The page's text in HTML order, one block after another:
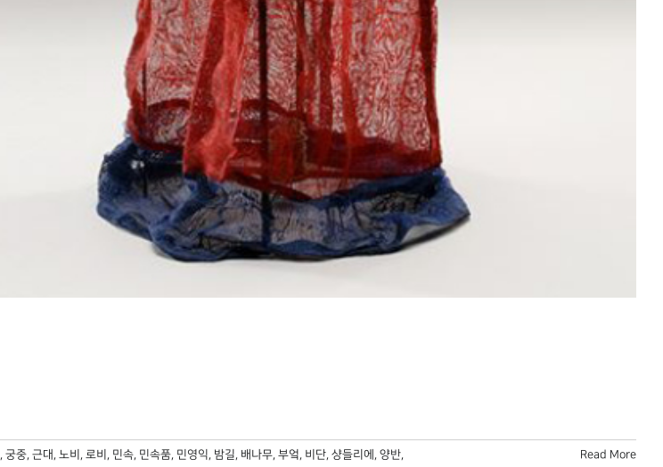
, 궁중, 근대 , 노비 , 로비 , 민속, 민속품, 민영익, 밤길, 배나무, 부엌, 비단, 샹들리에 , 양반,
Read More